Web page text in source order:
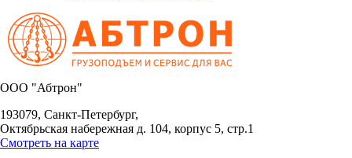
OOO "Абтрон"
193079, Санкт-Петербург,
Октябрьская набережная д. 104, корпус 5, стр.1
Смотреть на карте